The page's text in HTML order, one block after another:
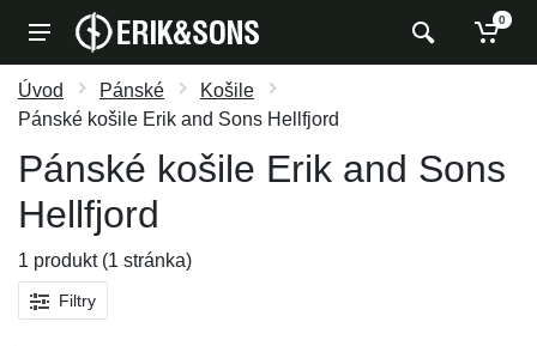
0
Úvod Pánské
Košile
Pánské košile Erik and Sons Hellfjord
Pánské košile Erik and Sons
Hellfjord
1 produkt (1 stránka)
Filtry